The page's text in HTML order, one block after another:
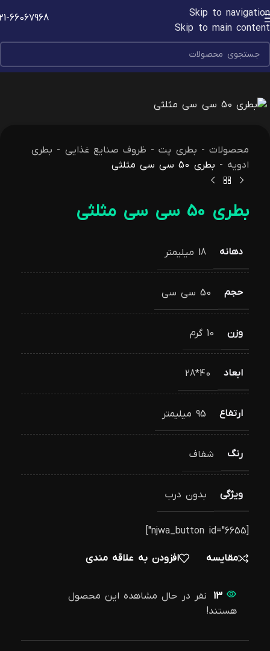
Skip to navigation
Skip to main content
66067968
محصولات - بطری پت- ظروف صنایع غذایی - بطری
ادویه - بطری 50 سی سی مثلثی
بطری 50 سی سی مثلثی
دهانه 18 میلیمتر
حجم 50 سی سی
وزن 10 گرم
ابعاد 40*28
ارتفاع 95 میلیمتر
رنگ شفاف
ویژگی بدون درب
[njwa_button id="6655"]
مقایسه افزودن به علاقه مندی
13 نفر در حال مشاهده این محصول
هستند!